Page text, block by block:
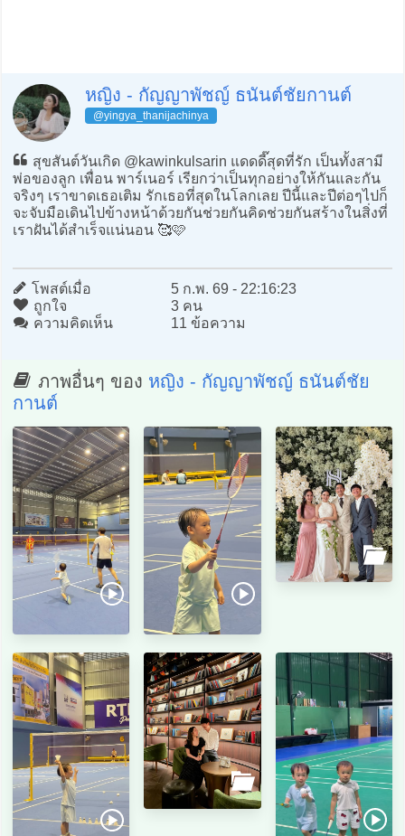
หญิง - กัญญาพัชญ์ ธนันต์ชัยกานต์
@yingya_thanijachinya
สุขสันต์วันเกิด @kawinkulsarin แดดดี๊สุดที่รัก เป็นทั้งสามี
พ่อของลูก เพื่อน พาร์เนอร์ เรียกว่าเป็นทุกอย่างให้กันและกัน
จริงๆ เราขาดเธอเติม รักเธอที่สุดในโลกเลย ปีนี้และปีต่อๆไปก็
จะจับมือเดินไปข้างหน้าด้วยกันช่วยกันคิดช่วยกันสร้างในสิ่งที่
เราฝันได้สำเร็จแน่นอน 🥰🩷
โพสต์เมื่อ
5 ก.พ. 69 - 22:16:23
ถูกใจ
3 คน
ความคิดเห็น
11 ข้อความ
ภาพอื่นๆ ของ หญิง - กัญญาพัชญ์ ธนันต์ชัย
กานต์